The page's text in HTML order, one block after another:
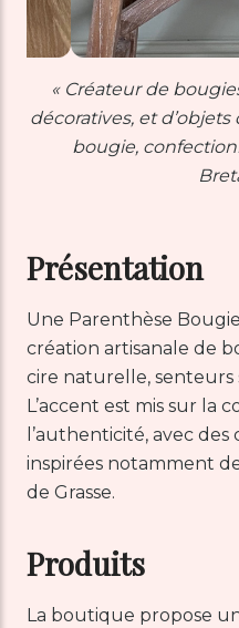
« Créateur de
décoratives, et
bougie,
Présentation
Une Parenthèse
création artisanale de
cire naturelle, senteurs
L’accent est mis sur la
l’authenticité, avec
inspirées notamment
de Grasse.
Produits
La boutique propose